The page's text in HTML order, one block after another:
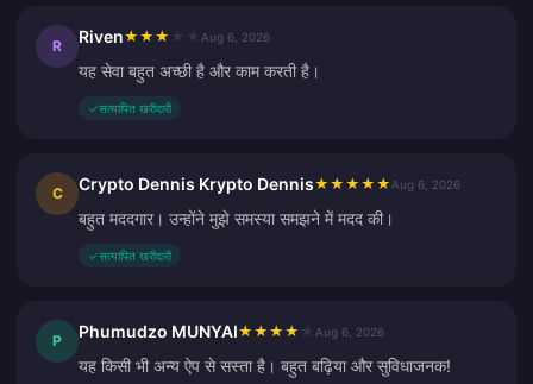
R Riven★ ★ ★ Aug 6, 2026
यह सेवा बहुत अच्छी है और काम करती है।
✓सत्यापित खरीदारी
C Crypto Dennis Krypto Dennis★ ★ ★ ★ ★ Aug 6, 2026
बहुत मददगार। उन्होंने मुझे समस्या समझने में मदद की।
✓सत्यापित खरीदारी
P Phumudzo MUNYAI★ ★ ★ ★ Aug 6, 2026
यह किसी भी अन्य ऐप से सस्ता है। बहुत बढ़िया और सुविधाजनक!